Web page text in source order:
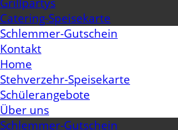
Catering-Speisekarte
Schlemmer-Gutschein
Kontakt
Home
Stehverzehr-Speisekarte
Schülerangebote
Über uns
Schlemmer-Gutschein